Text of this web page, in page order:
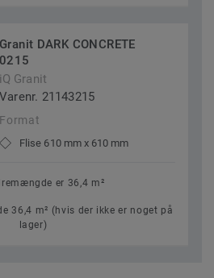
Granit DARK CONCRETE
0215
iQ Granit
Varenr. 21143215
Format
Flise 610 mm x 610 mm
er 36,4 m²
36,4 m² (hvis der ikke er noget på
lager)